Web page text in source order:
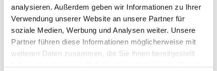
analysieren. Außerdem geben wir Informationen zu Ihrer
Verwendung unserer Website an unsere Partner für
soziale Medien, Werbung und Analysen weiter. Unsere
Partner führen diese Informationen möglicherweise mit
weiteren Daten zusammen, die Sie ihnen bereitgestellt